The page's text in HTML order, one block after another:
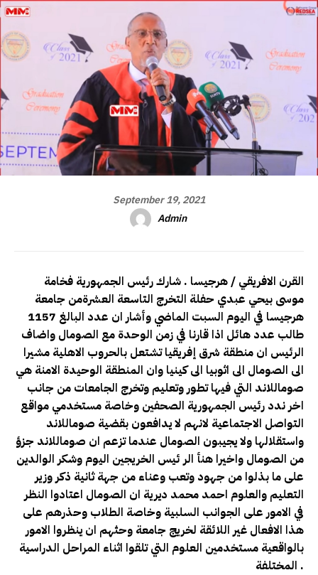
September 19, 2021
Admin
القرن الافريقي / هرجيسا . شارك رئيس الجمهورية فخامة
موسى بيحي عبدي حفلة التخرج التاسعة العشرةمن جامعة
هرجيسا في اليوم السبت الماضي وأشار ان عدد البالغ 1157
طالب عدد هائل اذا قارنا في زمن الوحدة مع الصومال واضاف
الرئيس ان منطقة شرق إفريقيا تشتعل بالحروب الاهلية مشيرا
الى الصومال الى اثوبيا الى كينيا وان المنطقة الوحيدة الامنة هي
صوماللاند التي فيها تطور وتعليم وتخرج الجامعات من جانب
اخر ندد رئيس الجمهورية الصحفين وخاصة مستخدمي مواقع
التواصل الاجتماعية لانهم لا يدافعون بقضية صوماللاند
واستقلالها ولا يجيبون الصومال عندما تزعم ان صوماللاند جزؤ
من الصومال واخيرا هنأ الر ئيس الخريجين اليوم وشكر الوالدين
على ما بذلوا من جهود وتعب وعناء من جهة ثانية ذكر وزير
التعليم والعلوم احمد محمد ديرية ان الصومال اعتادوا النظر
في الامور على الجوانب السلبية وخاصة الطلاب وحذرهم على
هذا الافعال غير اللائقة لخريج جامعة وحثهم ان ينظروا الامور
بالواقعية مستخدمين العلوم التي تلقوا اثناء المراحل الدراسية
المختلفة .